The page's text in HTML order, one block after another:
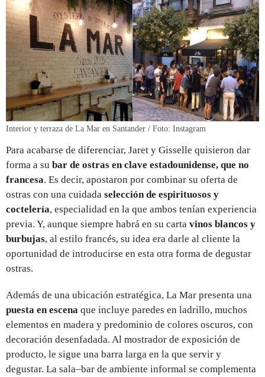
Interior y terraza de La Mar en Santander / Foto: Instagram
Para acabarse de diferenciar, Jaret y Gisselle quisieron dar
forma a su bar de ostras en clave estadounidense, que no
francesa. Es decir, apostaron por combinar su oferta de
ostras con una cuidada selección de espirituosos y
coctelería, especialidad en la que ambos tenían experiencia
previa. Y, aunque siempre habrá en su carta vinos blancos y
burbujas, al estilo francés, su idea era darle al cliente la
oportunidad de introducirse en esta otra forma de degustar
ostras.
Además de una ubicación estratégica, La Mar presenta una
puesta en escena que incluye paredes en ladrillo, muchos
elementos en madera y predominio de colores oscuros, con
decoración desenfadada. Al mostrador de exposición de
producto, le sigue una barra larga en la que servir y
degustar. La sala–bar de ambiente informal se complementa